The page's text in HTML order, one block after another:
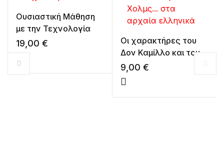
Ουσιαστική Μάθηση
με την Τεχνολογία
19,00 €
Οι χαρακτήρες του
Δον Καμίλλο και του
Σέρλοκ Χολμς… στα
αρχαία ελληνικά
9,00 €